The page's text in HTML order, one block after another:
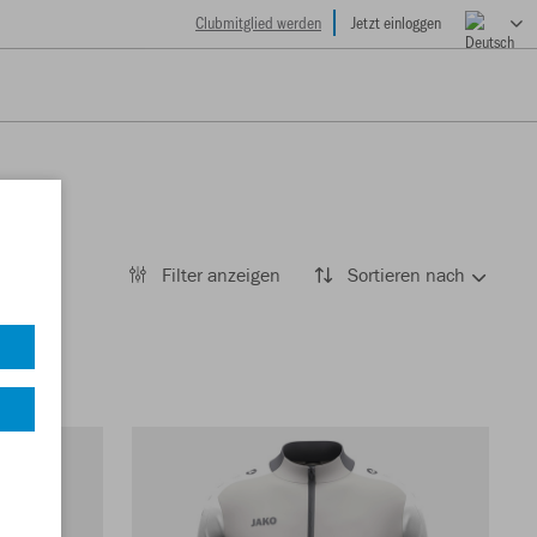
Clubmitglied werden Jetzt einloggen
Filter anzeigen Sortieren nach